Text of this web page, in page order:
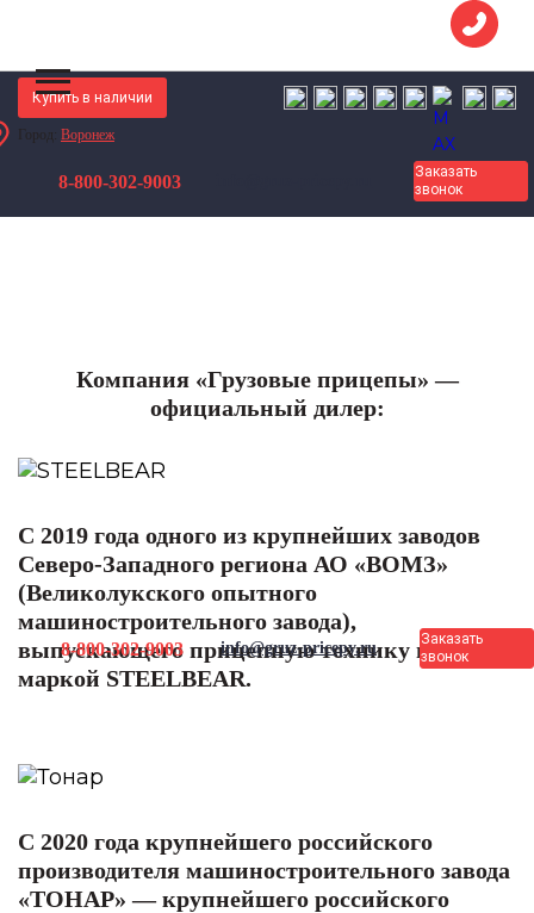
Купить в наличии
Город: Воронеж
Заказать
звонок
8-800-302-9003
Заказать
звонок
8-800-302-9003 info@gruz-pricepy.ru
Компания «Грузовые прицепы» —
официальный дилер:
С 2019 года одного из крупнейших заводов
Северо-Западного региона АО «ВОМЗ»
(Великолукского опытного
машиностроительного завода),
выпускающего прицепную технику под
маркой STEELBEAR.
С 2020 года крупнейшего российского
производителя машиностроительного завода
«ТОНАР» — крупнейшего российского